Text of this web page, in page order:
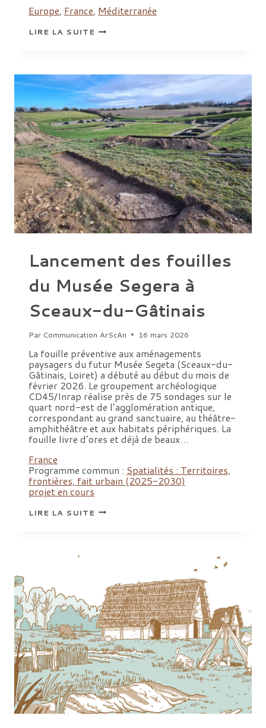
Europe, France, Méditerranée
LIRE LA SUITEÀ
LA
LES
PETITS
DÉBROUILLARDS
ACCUEILLIS
À
ARSCAN
Lancement des fouilles
du Musée Segera à
Sceaux-du-Gâtinais
Par Communication ArScAn 16 mars 2026
La fouille préventive aux aménagements
paysagers du futur Musée Segeta (Sceaux-du-
Gâtinais, Loiret) a débuté au début du mois de
février 2026. Le groupement archéologique
CD45/Inrap réalise près de 75 sondages sur le
quart nord-est de l’agglomération antique,
correspondant au grand sanctuaire, au théâtre-
amphithéâtre et aux habitats périphériques. La
fouille livre d’ores et déjà de beaux…
France
Programme commun : Spatialités : Territoires,
frontières, fait urbain (2025-2030)
projet en cours
LIRE LA SUITELANCEMENT
DES
GÂTINAIS